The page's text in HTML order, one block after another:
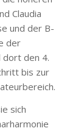
Claudia
und der B-
der
dort den 4.
bis zur
sich